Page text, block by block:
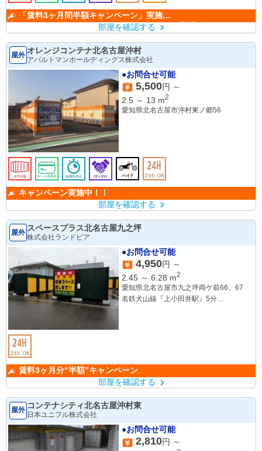
中！ （キャンペーン期間：6/1～9/30）
部屋を確認する
屋外 オレンジコンテナ北名古屋沖村
アパルトマンホールディングス株式会社
●お問合せ可能
5,500円 ～
2.5 ～ 13 m2
愛知県北名古屋市沖村東ノ郷56
キャンペーン実施中！！
部屋を確認する
屋外 スペースプラス北名古屋九之坪
株式会社ランドピア
●お問合せ可能
4,950円 ～
2.45 ～ 6.28 m2
愛知県北名古屋市九之坪両ケ前66、67
名鉄犬山線『上小田井駅』5分
賃料3ヶ月分"半額"キャンペーン
部屋を確認する
屋外 コンテナシティ北名古屋沖村東
日本ユニフル株式会社
●お問合せ可能
2,810円 ～